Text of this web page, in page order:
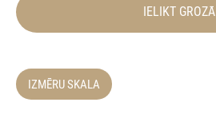
IELIKT GROZĀ
IZMĒRU SKALA